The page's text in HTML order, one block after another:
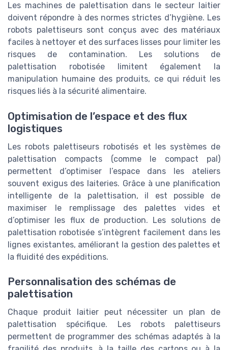
Les machines de palettisation dans le secteur laitier
doivent répondre à des normes strictes d’hygiène. Les
robots palettiseurs sont conçus avec des matériaux
faciles à nettoyer et des surfaces lisses pour limiter les
risques de contamination. Les solutions de
palettisation robotisée limitent également la
manipulation humaine des produits, ce qui réduit les
risques liés à la sécurité alimentaire.
Optimisation de l’espace et des flux
logistiques
Les robots palettiseurs robotisés et les systèmes de
palettisation compacts (comme le compact pal)
permettent d’optimiser l’espace dans les ateliers
souvent exigus des laiteries. Grâce à une planification
intelligente de la palettisation, il est possible de
maximiser le remplissage des palettes vides et
d’optimiser les flux de production. Les solutions de
palettisation robotisée s’intègrent facilement dans les
lignes existantes, améliorant la gestion des palettes et
la fluidité des expéditions.
Personnalisation des schémas de
palettisation
Chaque produit laitier peut nécessiter un plan de
palettisation spécifique. Les robots palettiseurs
permettent de programmer des schémas adaptés à la